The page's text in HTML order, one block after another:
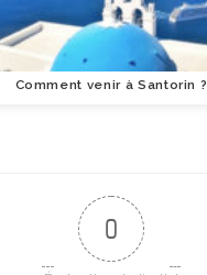
Comment venir à Santorin ?
0